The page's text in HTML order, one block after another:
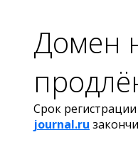
Домен
Срок
journal.ru